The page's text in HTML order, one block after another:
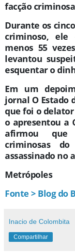
facção
Durante os
criminoso, ele
menos 55
levantou
esquentar o
Em um
jornal O Estado
que foi o delator
o apresentou a
afirmou que
criminosas
assassinado no
Metrópoles
Fonte > Blog do
Inacio de Colombita
Compartilhar